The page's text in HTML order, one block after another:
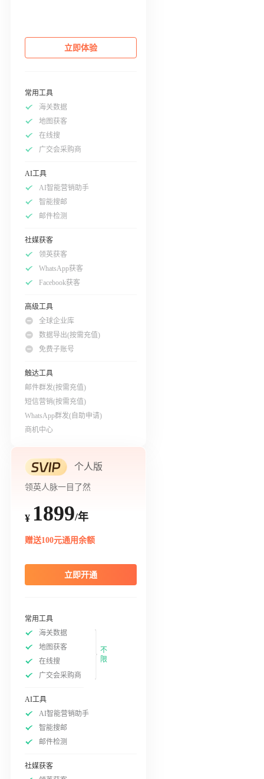
立即体验
常用工具
海关数据
地图获客
在线搜
广交会采购商
AI工具
AI智能营销助手
智能搜邮
邮件检测
社媒获客
领英获客
WhatsApp获客
Facebook获客
高级工具
全球企业库
数据导出(按需充值)
免费子账号
触达工具
邮件群发(按需充值)
短信营销(按需充值)
WhatsApp群发(自助申请)
商机中心
个人版
领英人脉一目了然
¥ 1899/年
赠送100元通用余额
立即开通
常用工具
海关数据
地图获客
在线搜
广交会采购商
不
限
AI工具
AI智能营销助手
智能搜邮
邮件检测
社媒获客